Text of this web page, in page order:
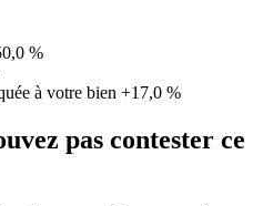
0,0 %
à votre bien +17,0 %
pas contester ce